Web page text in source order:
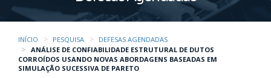
INÍCIO PESQUISA
DEFESAS AGENDADAS
ANÁLISE DE CONFIABILIDADE ESTRUTURAL DE DUTOS
CORROÍDOS USANDO NOVAS ABORDAGENS BASEADAS EM
SIMULAÇÃO SUCESSIVA DE PARETO